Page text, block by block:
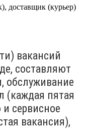
доставщик (курьер)
вакансий
составляют
обслуживание
(каждая пятая
и сервисное
вакансия),